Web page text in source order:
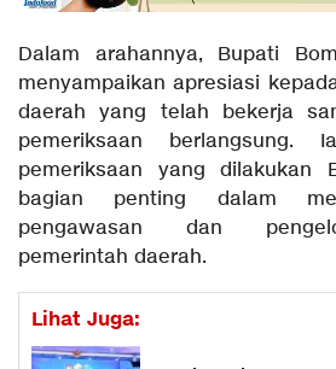
Dalam arahannya, Bupati
menyampaikan apresiasi
daerah yang telah bekerja
pemeriksaan berlangsung.
pemeriksaan yang dilakukan
bagian penting dalam
pengawasan dan
pemerintah daerah.
Lihat Juga: